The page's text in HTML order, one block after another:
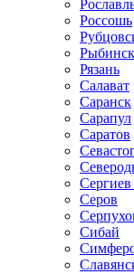
Россошь
Рыбинск
Рязань
Салават
Саранск
Сарапул
Саратов
Серов
Сибай